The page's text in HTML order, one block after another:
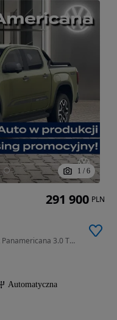
1 / 6
2993 cm3 • 240 KM • Volkswagen Amarok Panamericana 3.0 TDI 240KM 4MOTION RP2026
Automatyczna
291 900 PLN